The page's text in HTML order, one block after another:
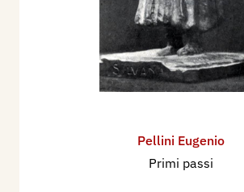
Pellini Eugenio
Primi passi